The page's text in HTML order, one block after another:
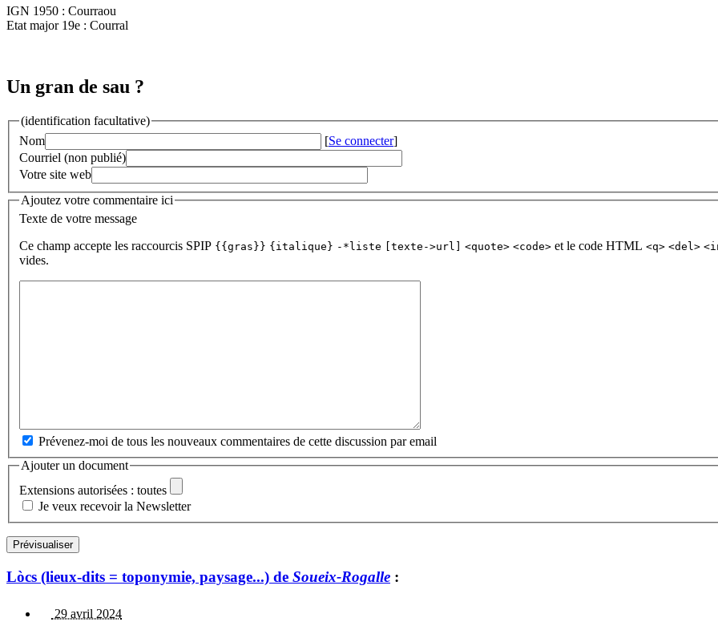
IGN 1950 : Courraou
Etat major 19e : Courral
Un gran de sau ?
(identification facultative)
Nom
[Se connecter]
Courriel (non publié)
Votre site web
Ajoutez votre commentaire ici
Texte de votre message
Ce champ accepte les raccourcis SPIP {{gras}} {italique} -*liste [texte->url] <quote> <code> et le code HTML <q> <del>
vides.
Prévenez-moi de tous les nouveaux commentaires de cette discussion par email
Ajouter un document
Extensions autorisées : toutes
Je veux recevoir la Newsletter
Lòcs (lieux-dits = toponymie, paysage...) de Soueix-Rogalle :
29 avril 2024